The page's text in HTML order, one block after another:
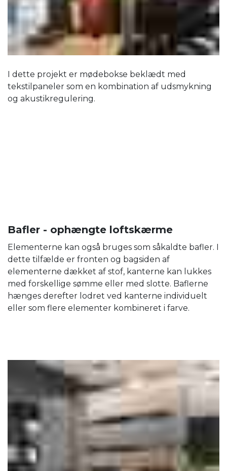
I dette projekt er mødebokse beklædt med
tekstilpaneler som en kombination af udsmykning
og akustikregulering.
Bafler - ophængte loftskærme
Elementerne kan også bruges som såkaldte bafler. I
dette tilfælde er fronten og bagsiden af ​​
elementerne dækket af stof, kanterne kan lukkes
med forskellige sømme eller med slotte. Baflerne
hænges derefter lodret ved kanterne individuelt
eller som flere elementer kombineret i farve.